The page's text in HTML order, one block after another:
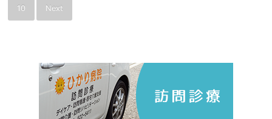
10 Next